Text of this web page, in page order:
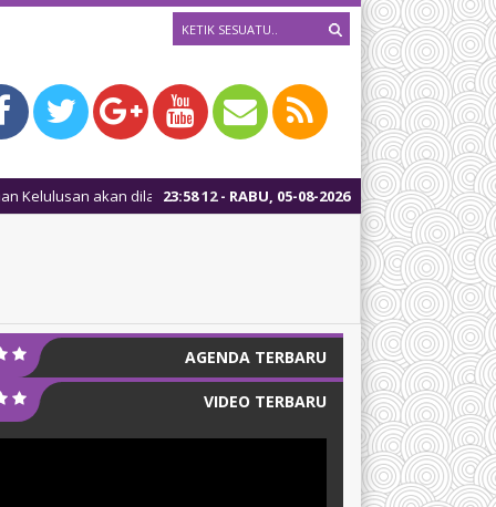
23:5812- RABU, 05-08-2026
akan dilaksanakan tanggal 05 Mei 2025, mulai pukul 10:00 WIB
AGENDA TERBARU
VIDEO TERBARU